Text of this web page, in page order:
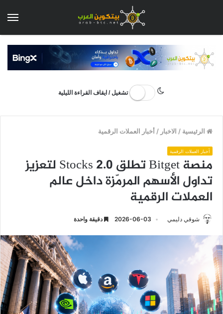
تشغيل / ايقاف القراءة الليلية
الرئيسية / الاخبار /أخبار العملات الرقمية
أخبار العملات الرقمية
منصة Bitget تطلق Stocks 2.0 لتعزيز
تداول الأسهم المرمّزة داخل عالم
العملات الرقمية
شوقي دليمي 2026-06-03 دقيقة واحدة